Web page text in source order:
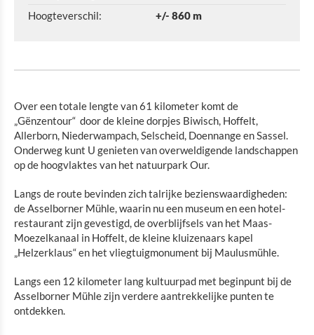
Mit dem Fahrrad im Zug unterwegs?
Hoogteverschil:
+/- 860 m
Over een totale lengte van 61 kilometer komt de
„Gënzentour“ door de kleine dorpjes Biwisch, Hoffelt,
Allerborn, Niederwampach, Selscheid, Doennange en Sassel.
Onderweg kunt U genieten van overweldigende landschappen
op de hoogvlaktes van het natuurpark Our.
Langs de route bevinden zich talrijke bezienswaardigheden:
de Asselborner Mühle, waarin nu een museum en een hotel-
restaurant zijn gevestigd, de overblijfsels van het Maas-
Moezelkanaal in Hoffelt, de kleine kluizenaars kapel
„Helzerklaus“ en het vliegtuigmonument bij Maulusmühle.
Langs een 12 kilometer lang kultuurpad met beginpunt bij de
Asselborner Mühle zijn verdere aantrekkelijke punten te
ontdekken.